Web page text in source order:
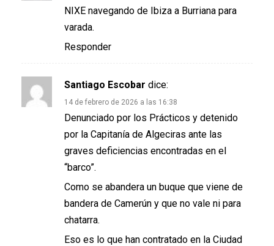
NIXE navegando de Ibiza a Burriana para
varada.
Responder
Santiago Escobar dice:
14 de febrero de 2026 a las 16:38
Denunciado por los Prácticos y detenido
por la Capitanía de Algeciras ante las
graves deficiencias encontradas en el
“barco”.
Como se abandera un buque que viene de
bandera de Camerún y que no vale ni para
chatarra.
Eso es lo que han contratado en la Ciudad